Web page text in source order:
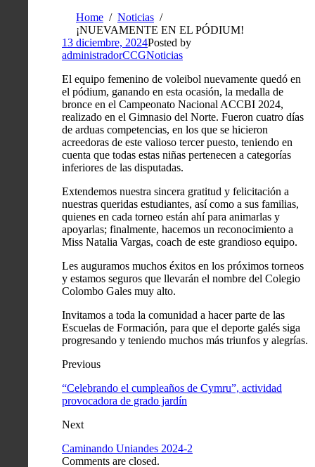
Home
Noticias
¡NUEVAMENTE EN EL PÓDIUM!
13 diciembre, 2024Posted by
administradorCCGNoticias
El equipo femenino de voleibol nuevamente quedó en
el pódium, ganando en esta ocasión, la medalla de
bronce en el Campeonato Nacional ACCBI 2024,
realizado en el Gimnasio del Norte. Fueron cuatro días
de arduas competencias, en los que se hicieron
acreedoras de este valioso tercer puesto, teniendo en
cuenta que todas estas niñas pertenecen a categorías
inferiores de las disputadas.
Extendemos nuestra sincera gratitud y felicitación a
nuestras queridas estudiantes, así como a sus familias,
quienes en cada torneo están ahí para animarlas y
apoyarlas; finalmente, hacemos un reconocimiento a
Miss Natalia Vargas, coach de este grandioso equipo.
Les auguramos muchos éxitos en los próximos torneos
y estamos seguros que llevarán el nombre del Colegio
Colombo Gales muy alto.
Invitamos a toda la comunidad a hacer parte de las
Escuelas de Formación, para que el deporte galés siga
progresando y teniendo muchos más triunfos y alegrías.
Previous
“Celebrando el cumpleaños de Cymru”, actividad
provocadora de grado jardín
Next
Caminando Uniandes 2024-2
Comments are closed.